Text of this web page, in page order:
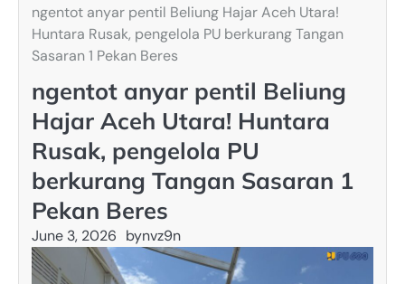
ngentot anyar pentil Beliung Hajar Aceh Utara!
Huntara Rusak, pengelola PU berkurang Tangan
Sasaran 1 Pekan Beres
ngentot anyar pentil Beliung
Hajar Aceh Utara! Huntara
Rusak, pengelola PU
berkurang Tangan Sasaran 1
Pekan Beres
June 3, 2026 bynvz9n